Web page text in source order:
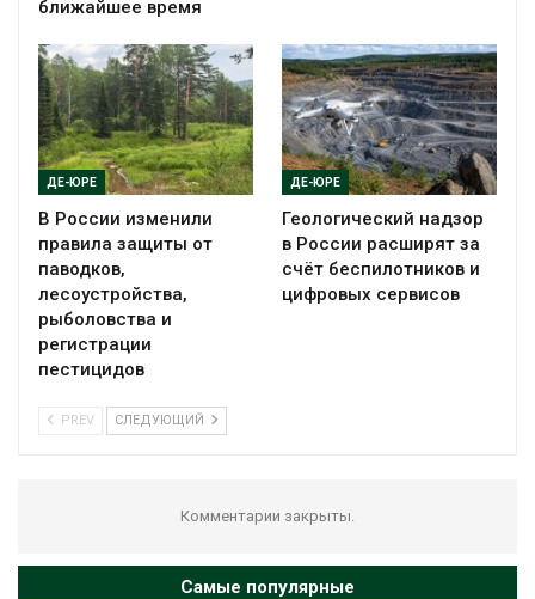
ближайшее время
ДЕ-ЮРЕ
В России изменили
правила защиты от
паводков,
лесоустройства,
рыболовства и
регистрации
пестицидов
ДЕ-ЮРЕ
Геологический надзор
в России расширят за
счёт беспилотников и
цифровых сервисов
PREV СЛЕДУЮЩИЙ
Комментарии закрыты.
Самые популярные